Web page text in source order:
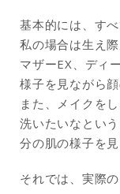
基本的には、す
私の場合は生え
マザーEX、ディ
様子を見ながら
また、メイクを
洗いたいなとい
分の肌の様子を
それでは、実際